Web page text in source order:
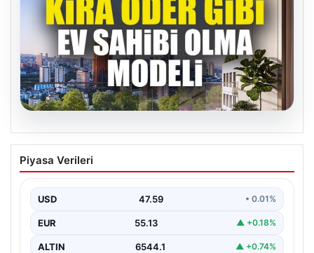
DAP Yapı’dan bir ilk! Emlak Konut
güvencesi Dap vizyonuyla kendi
Piyasa Verileri
USD 47.59 • 0.01%
EUR 55.13 ▲ +0.18%
ALTIN 6544.1 ▲ +0.74%